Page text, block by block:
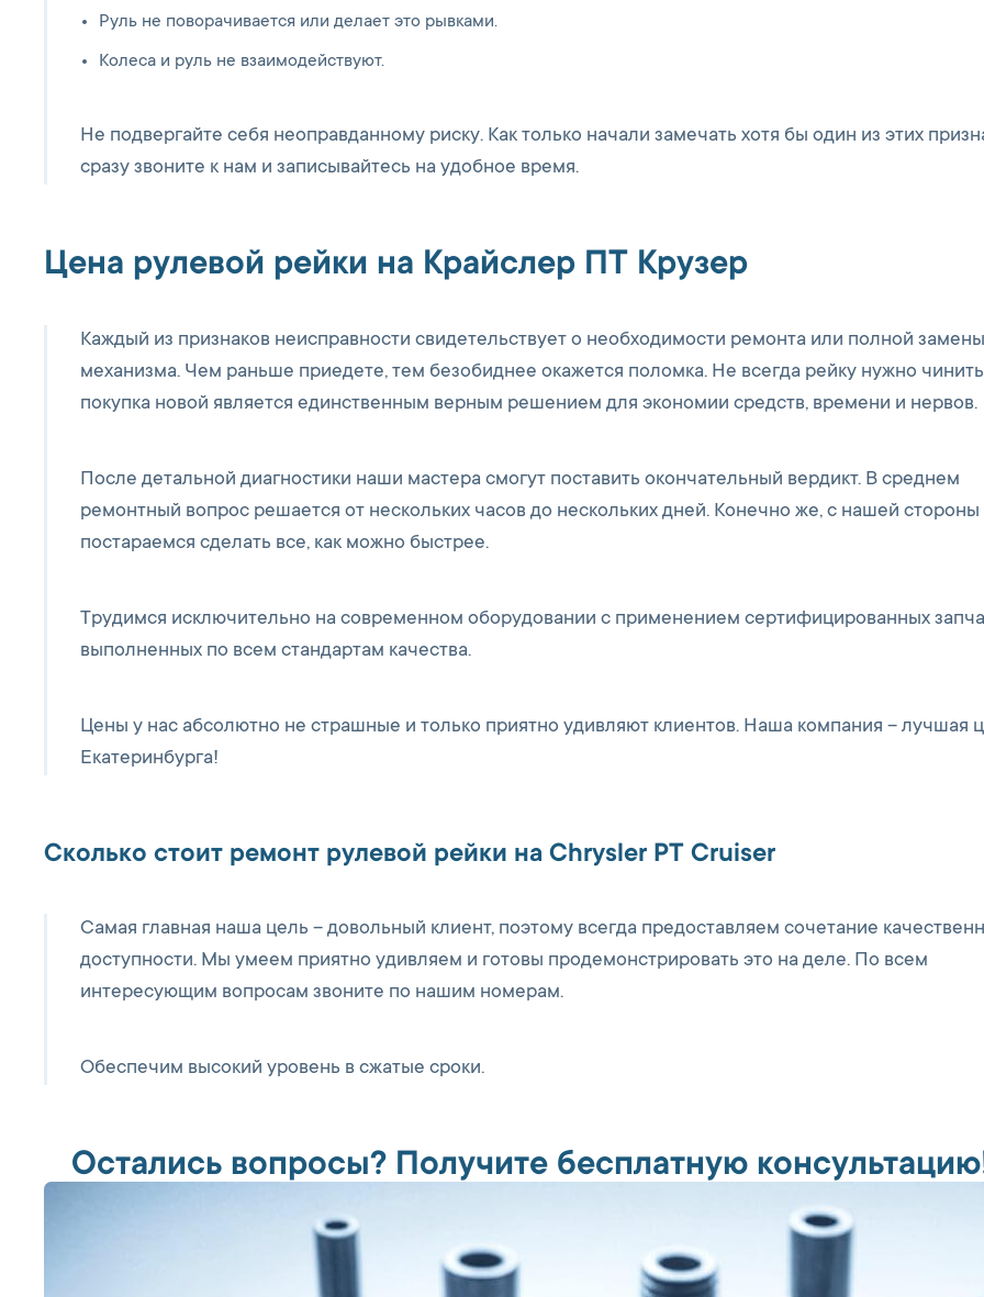
Руль не поворачивается или делает это рывками.
Колеса и руль не взаимодействуют.
Не подвергайте себя неоправданному риску. Как только начали замечать хотя бы один из этих
сразу звоните к нам и записывайтесь на удобное время.
Цена рулевой рейки на Крайслер ПТ Крузер
Каждый из признаков неисправности свидетельствует о необходимости ремонта или полной замены
механизма. Чем раньше приедете, тем безобиднее окажется поломка. Не всегда рейку нужно
покупка новой является единственным верным решением для экономии средств, времени и нервов.
После детальной диагностики наши мастера смогут поставить окончательный вердикт. В среднем
ремонтный вопрос решается от нескольких часов до нескольких дней. Конечно же, с нашей
постараемся сделать все, как можно быстрее.
Трудимся исключительно на современном оборудовании с применением сертифицированных
выполненных по всем стандартам качества.
Цены у нас абсолютно не страшные и только приятно удивляют клиентов. Наша компания – лучшая
Екатеринбурга!
Сколько стоит ремонт рулевой рейки на Chrysler PT Cruiser
Самая главная наша цель – довольный клиент, поэтому всегда предоставляем сочетание
доступности. Мы умеем приятно удивляем и готовы продемонстрировать это на деле. По всем
интересующим вопросам звоните по нашим номерам.
Обеспечим высокий уровень в сжатые сроки.
Остались вопросы? Получите бесплатную